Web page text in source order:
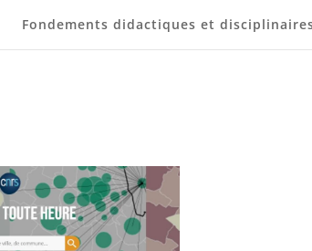
Fondements didactiques et